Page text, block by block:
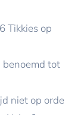
Tikkies op
tot
niet op orde